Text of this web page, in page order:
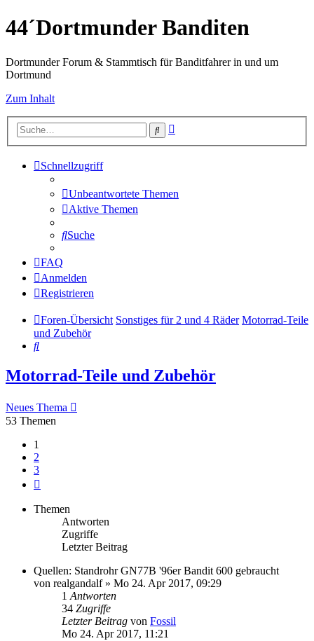
44´Dortmunder Banditen
Dortmunder Forum & Stammtisch für Banditfahrer in und um
Dortmund
Zum Inhalt
Suche
Schnellzugriff
Unbeantwortete Themen
Aktive Themen
Suche
FAQ
Anmelden
Registrieren
Foren-Übersicht Sonstiges für 2 und 4 Räder Motorrad-Teile
und Zubehör
Suche
Motorrad-Teile und Zubehör
Neues Thema
53 Themen
1
2
3
Themen
Antworten
Zugriffe
Letzter Beitrag
Quellen: Standrohr GN77B '96er Bandit 600 gebraucht
von realgandalf» Mo 24. Apr 2017, 09:29
1 Antworten
34 Zugriffe
Letzter Beitrag von Fossil
Mo 24. Apr 2017, 11:21